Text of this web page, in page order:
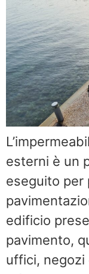
esterni è un
eseguito per
edificio
pavimento,
uffici, negozi